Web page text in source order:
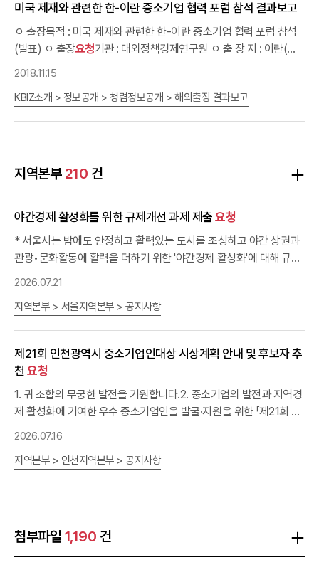
업) 중소기업협동조합에 가입한 중소기업 위탁기업 (민간) 대기업,
중견기업, 중기업 (공공) 공기업·공공기관 * 조달청 위탁계약 제외 수
ㆍ위탁계약 계약기간 중인 수위탁거래 ※ 수위탁거래란 제조, 공사,
리, 용역을 다른 중소기업에게 위탁하는 거래 * 단순 '판매'를 위탁한
경우 등은 수위탁거래에 미해당 담당부서상생협력실 전화02-2124-
미국 제재와 관련한 한-이란 중소기업 협력 포럼 참석 결과보고
ㅇ 출장목적 : 미국 제재와 관련한 한-이란 중소기업 협력 포럼 참석
(발표) ㅇ 출장요청기관 : 대외정책경제연구원 ㅇ 출 장 지 : 이란(이
스파한) ㅇ 출장기간 : 2018.11.9(금) ~ 11.14(수) ㅇ 출 장 자 : 통상
이란측(이스파한 대학, 이스파한 상공회의소) 대표단과 실질적 협력
2018.11.15
KBIZ소개 > 정보공개 > 청렴정보공개 > 해외출장 결과보고
지역본부 210 건
야간경제 활성화를 위한 규제개선 과제 제출요청
* 서울시는 밤에도 안정하고 활력있는 도시를 조성하고 야간 상권과
관광•문화활동에 활력을 더하기 위한 '야간경제 활성화'에 대해 규제
개선을 추진 중입니다. * 이에 다음과 같이 귀 조합의 야간경제 관련
- ㅇ 접수기간 : ~ 2026.7.31(금) 까지 *이후에도 제출 가능 ㅇ 발굴
이동 편의, 안전·조명·편의시설 등 야간활동 여건, 기타 ㅇ 제안대상 :
중앙부처 규제, 서울시 규제 등 모두 ㅇ 제출방법 : 붙임 1 양식을 작성
하여 이메일(letufree@kbiz.or.kr) 제출 ※ 문의 : 서울지역본부 (02-
2124-4383)
2026.07.21
지역본부 > 서울지역본부 > 공지사항
제21회 인천광역시 중소기업인대상 시상계획 안내 및 후보자 추
천요청
1. 귀 조합의 무궁한 발전을 기원합니다.2. 중소기업의 발전과 지역경
제 활성화에 기여한 우수 중소기업인을 발굴·지원을 위한 「제21회 인
천광역시 중소기업인대상」 시상계획을 안내하오니 조합원사에 홍보
지 후보자를 추천하여 주시기 바랍니다. 제21회 중소기업인대상(최
상1, 우수상2, 장려상3) ○ (추천기간) 2026.7.15. ~ 8.14. / 11월 시
2026.07.16
지역본부 > 인천지역본부 > 공지사항
첨부파일 1,190 건